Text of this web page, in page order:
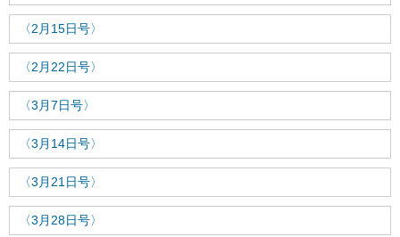
〈2月15日号〉
〈2月22日号〉
〈3月7日号〉
〈3月14日号〉
〈3月21日号〉
〈3月28日号〉